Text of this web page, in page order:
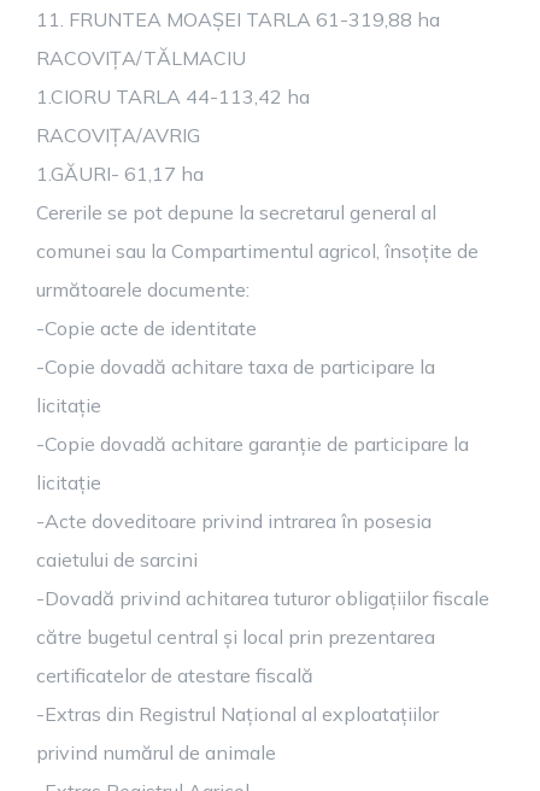
11. FRUNTEA MOAȘEI TARLA 61-319,88 ha
RACOVIȚA/TĂLMACIU
1.CIORU TARLA 44-113,42 ha
RACOVIȚA/AVRIG
1.GĂURI- 61,17 ha
Cererile se pot depune la secretarul general al
comunei sau la Compartimentul agricol, însoțite de
următoarele documente:
-Copie acte de identitate
-Copie dovadă achitare taxa de participare la
licitație
-Copie dovadă achitare garanție de participare la
licitație
-Acte doveditoare privind intrarea în posesia
caietului de sarcini
-Dovadă privind achitarea tuturor obligațiilor fiscale
către bugetul central și local prin prezentarea
certificatelor de atestare fiscală
-Extras din Registrul Național al exploatațiilor
privind numărul de animale